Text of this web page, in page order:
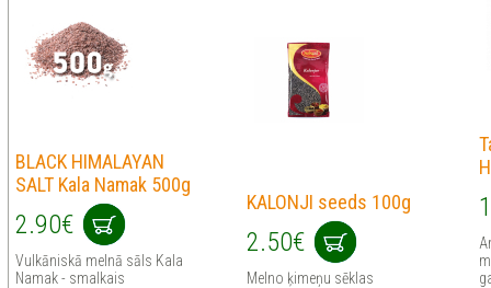
BLACK HIMALAYAN
SALT Kala Namak 500g
2.90€
Vulkāniskā melnā sāls Kala
Namak - smalkais
KALONJI seeds 100g
2.50€
Melno ķimeņu sēklas